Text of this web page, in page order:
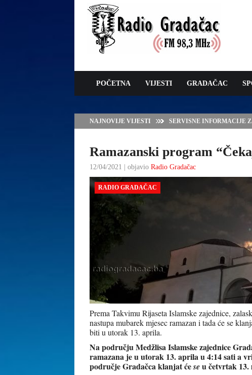
POČETNA VIJESTI GRADAČAC
NAJNOVIJE VIJESTI ZAVRŠNE PRIPREME
Ramazanski program
12/04/2021 | objavio Radio Gradačac
RADIO GRADAČAC
Prema Takvimu Rijaseta Islamske zajednice,
nastupa mubarek mjesec ramazan i tada će se
biti u utorak 13. aprila.
Na području Medžlisa Islamske zajednice
ramazana je u utorak 13. aprila u 4:14 sati a
područje Gradačca klanjat ćeseu četvrtak 13.